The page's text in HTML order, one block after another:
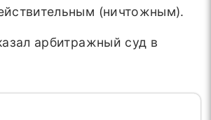
(ничтожным).
арбитражный суд в